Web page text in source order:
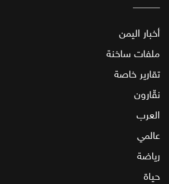
أخبار اليمن
ملفات ساخنة
تقارير خاصة
نقّارون
العرب
عالمي
رياضة
حياة